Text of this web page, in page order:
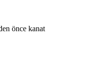
önce kanat